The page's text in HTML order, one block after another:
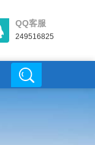
QQ客服
249516825